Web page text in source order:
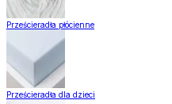
Prześcieradła płócienne
Prześcieradła dla dzieci